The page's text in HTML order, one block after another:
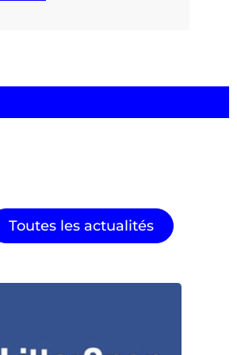
Toutes les actualités